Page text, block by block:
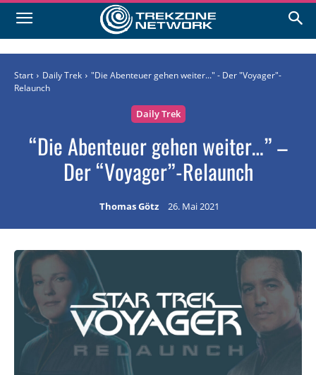
Start Daily Trek
"Die Abenteuer gehen weiter..." - Der "Voyager"-
Relaunch
Daily Trek
“Die Abenteuer gehen weiter…” –
Der “Voyager”-Relaunch
Thomas Götz 26. Mai 2021